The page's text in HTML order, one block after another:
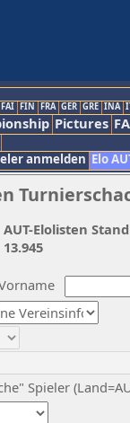
FAI FIN FRA GER GRE INA
Pictures
anmelden Elo
Spieler
AUT-Elolisten
13.945